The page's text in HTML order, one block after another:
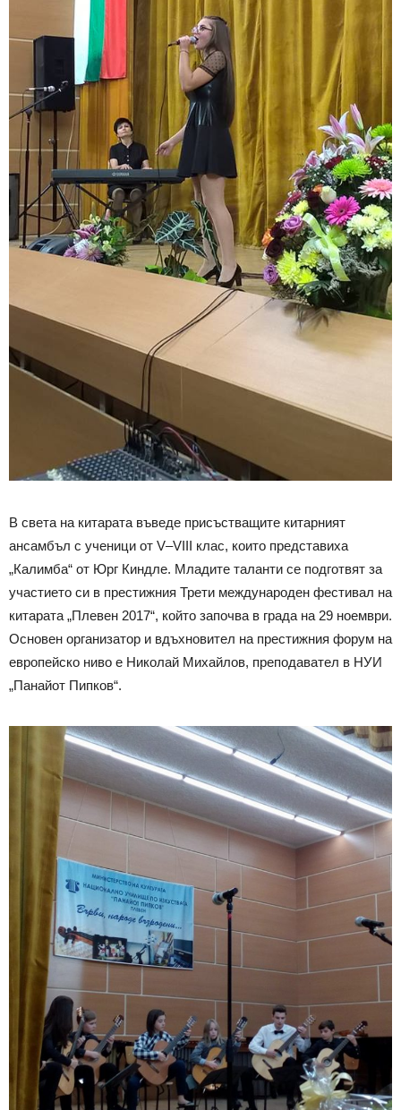
В света на китарата въведе присъстващите китарният
ансамбъл с ученици от V–VIII клас, които представиха
„Калимба“ от Юрг Киндле. Младите таланти се подготвят за
участието си в престижния Трети международен фестивал на
китарата „Плевен 2017“, който започва в града на 29 ноември.
Основен организатор и вдъхновител на престижния форум на
европейско ниво е Николай Михайлов, преподавател в НУИ
„Панайот Пипков“.